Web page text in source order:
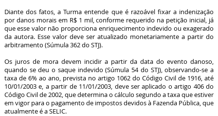
Diante dos fatos, a Turma entende que é razoável fixar a indenização
por danos morais em R$ 1 mil, conforme requerido na petição inicial, já
que esse valor não proporciona enriquecimento indevido ou exagerado
da autora. Esse valor deve ser atualizado monetariamente a partir do
arbitramento (Súmula 362 do STJ).
Os juros de mora devem incidir a partir da data do evento danoso,
quando se deu o saque indevido (Súmula 54 do STJ), observando-se a
taxa de 6% ao ano, prevista no artigo 1062 do Código Civil de 1916, até
10/01/2003 e, a partir de 11/01/2003, deve ser aplicado o artigo 406 do
Código Civil de 2002, que determina o cálculo segundo a taxa que estiver
em vigor para o pagamento de impostos devidos à Fazenda Pública, que
atualmente é a SELIC.